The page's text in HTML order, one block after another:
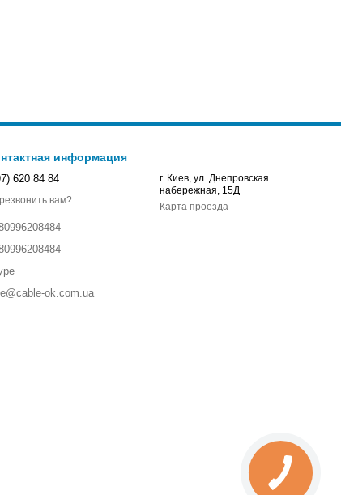
информация
620 84 84
вам?
ok.com.ua
г. Киев, ул. Днепровская
набережная, 15Д
Карта проезда